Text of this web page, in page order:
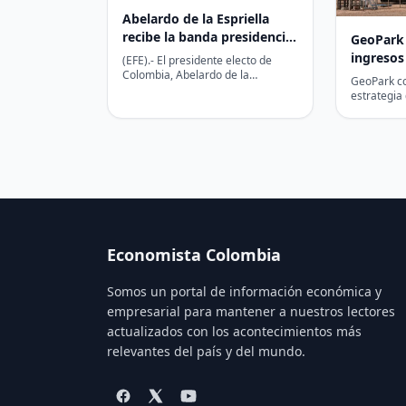
Abelardo de la Espriella
recibe la banda presidencial
que utilizará en su
investidura
(EFE).- El presidente electo de
Colombia, Abelardo de la
GeoPark
estrategia
Economista Colombia
Somos un portal de información económica y
empresarial para mantener a nuestros lectores
actualizados con los acontecimientos más
relevantes del país y del mundo.